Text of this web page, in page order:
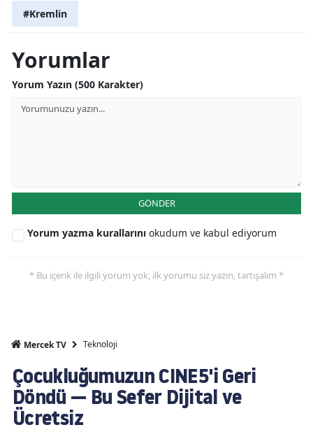
#Kremlin
Yorumlar
Yorum Yazın (500 Karakter)
GÖNDER
Yorum yazma kurallarını okudum ve kabul ediyorum
* Bu içerik ile ilgili yorum yok, ilk yorumu siz yazın, tartışalım *
Mercek TV Teknoloji
Çocukluğumuzun CINE5'i Geri
Döndü — Bu Sefer Dijital ve
Ücretsiz